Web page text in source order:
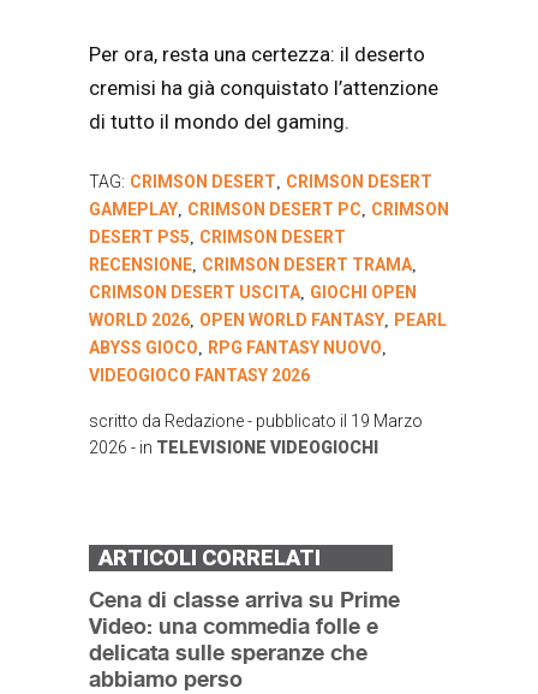
Per ora, resta una certezza: il deserto
cremisi ha già conquistato l’attenzione
di tutto il mondo del gaming.
TAG: CRIMSON DESERT, CRIMSON DESERT
GAMEPLAY, CRIMSON DESERT PC, CRIMSON
DESERT PS5, CRIMSON DESERT
RECENSIONE, CRIMSON DESERT TRAMA,
CRIMSON DESERT USCITA, GIOCHI OPEN
WORLD 2026, OPEN WORLD FANTASY, PEARL
ABYSS GIOCO, RPG FANTASY NUOVO,
VIDEOGIOCO FANTASY 2026
scritto da Redazione- pubblicato il 19 Marzo
2026 - in TELEVISIONE VIDEOGIOCHI
ARTICOLI CORRELATI
Cena di classe arriva su Prime
Video: una commedia folle e
delicata sulle speranze che
abbiamo perso